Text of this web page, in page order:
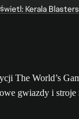
Kerala Blasters